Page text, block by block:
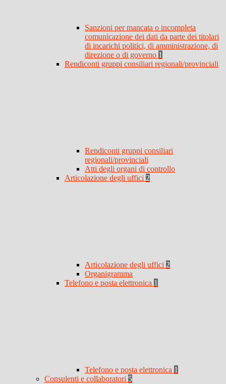
Sanzioni per mancata o incompleta
comunicazione dei dati da parte dei titolari
di incarichi politici, di amministrazione, di
direzione o di governo 1
Rendiconti gruppi consiliari regionali/provinciali
Rendiconti gruppi consiliari
regionali/provinciali
Atti degli organi di controllo
Articolazione degli uffici 2
Articolazione degli uffici 2
Organigramma
Telefono e posta elettronica 1
Telefono e posta elettronica 1
Consulenti e collaboratori 5